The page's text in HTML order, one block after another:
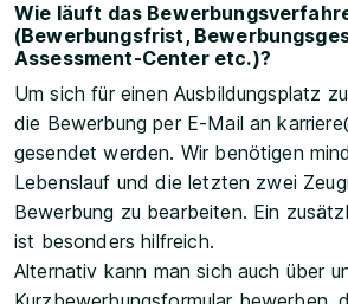
Wie läuft das
(Bewerbungsfrist,
Assessment-Center etc.)?
Um sich für einen Ausbildungsplatz
die Bewerbung per E-Mail an
gesendet werden. Wir benötigen
Lebenslauf und die letzten zwei
Bewerbung zu bearbeiten. Ein
ist besonders hilfreich.
Alternativ kann man sich auch über